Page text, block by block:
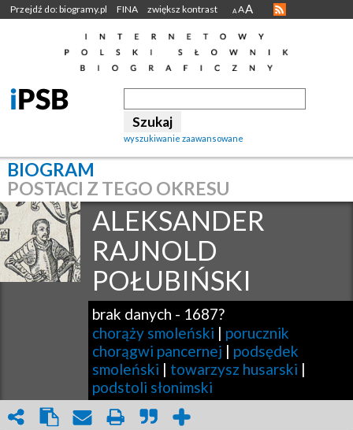
Przejdź do: biogramy.pl FINA zwiększ kontrast A AA
wyszukiwanie zaawansowane
BIOGRAM
POSTACI Z TEGO OKRESU
ALEKSANDER
RAJNOLD
POŁUBIŃSKI
brak danych - 1687?
chorąży smoleński | porucznik
chorągwi pancernej | podsędek
smoleński | towarzysz husarski |
podstoli słonimski